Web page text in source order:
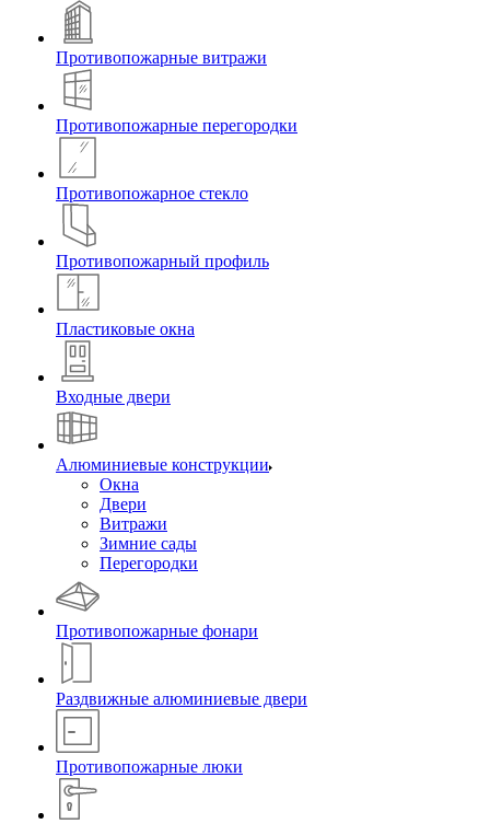
Противопожарные витражи
Противопожарные перегородки
Противопожарное стекло
Противопожарный профиль
Пластиковые окна
Входные двери
Алюминиевые конструкции
Окна
Двери
Витражи
Зимние сады
Перегородки
Противопожарные фонари
Раздвижные алюминиевые двери
Противопожарные люки